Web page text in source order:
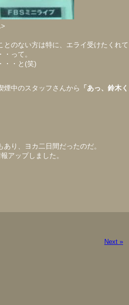
とのない方は特に、エライ受けたくれ
って。
・・と(笑)
煙中のスタッフさんから
「あっ、鈴木
あり、ヨカ二日間だったのだ。
アップしました。
Next »